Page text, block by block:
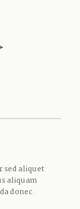
sed aliquet
aliquam
donec.